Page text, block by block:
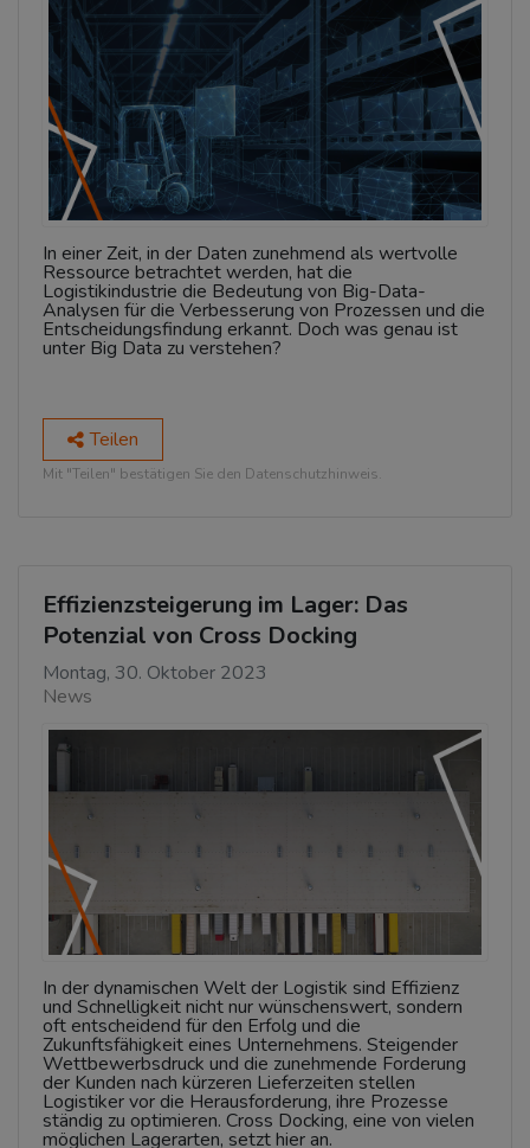
In einer Zeit, in der Daten zunehmend als wertvolle
Ressource betrachtet werden, hat die
Logistikindustrie die Bedeutung von Big-Data-
Analysen für die Verbesserung von Prozessen und die
Entscheidungsfindung erkannt. Doch was genau ist
unter Big Data zu verstehen?
Teilen
Mit "Teilen" bestätigen Sie den Datenschutzhinweis.
Effizienzsteigerung im Lager: Das
Potenzial von Cross Docking
Montag, 30. Oktober 2023
News
In der dynamischen Welt der Logistik sind Effizienz
und Schnelligkeit nicht nur wünschenswert, sondern
oft entscheidend für den Erfolg und die
Zukunftsfähigkeit eines Unternehmens. Steigender
Wettbewerbsdruck und die zunehmende Forderung
der Kunden nach kürzeren Lieferzeiten stellen
Logistiker vor die Herausforderung, ihre Prozesse
ständig zu optimieren. Cross Docking, eine von vielen
möglichen Lagerarten, setzt hier an.